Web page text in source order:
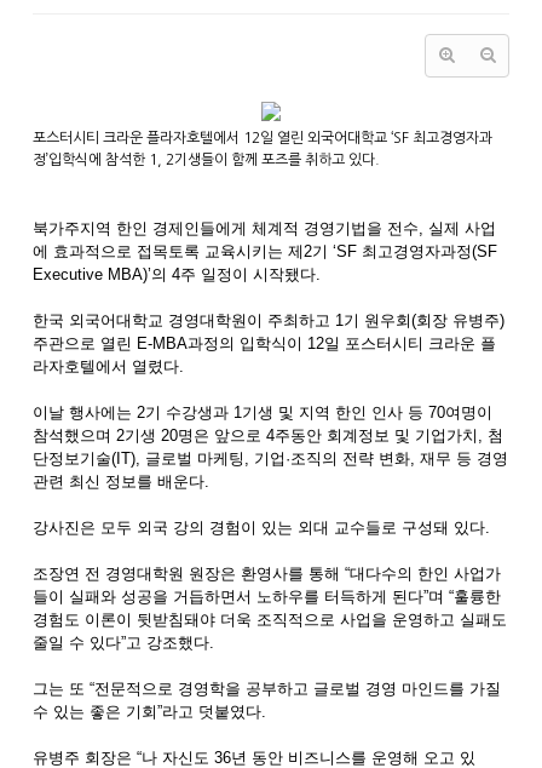
포스터시티 크라운 플라자호텔에서 12일 열린 외국어대학교 ‘SF 최고경영자과
정’입학식에 참석한 1, 2기생들이 함께 포즈를 취하고 있다.
북가주지역 한인 경제인들에게 체계적 경영기법을 전수, 실제 사업
에 효과적으로 접목토록 교육시키는 제2기 ‘SF 최고경영자과정(SF
Executive MBA)’의 4주 일정이 시작됐다.
한국 외국어대학교 경영대학원이 주최하고 1기 원우회(회장 유병주)
주관으로 열린 E-MBA과정의 입학식이 12일 포스터시티 크라운 플
라자호텔에서 열렸다.
이날 행사에는 2기 수강생과 1기생 및 지역 한인 인사 등 70여명이
참석했으며 2기생 20명은 앞으로 4주동안 회계정보 및 기업가치, 첨
단정보기술(IT), 글로벌 마케팅, 기업·조직의 전략 변화, 재무 등 경영
관련 최신 정보를 배운다.
강사진은 모두 외국 강의 경험이 있는 외대 교수들로 구성돼 있다.
조장연 전 경영대학원 원장은 환영사를 통해 “대다수의 한인 사업가
들이 실패와 성공을 거듭하면서 노하우를 터득하게 된다”며 “훌륭한
경험도 이론이 뒷받침돼야 더욱 조직적으로 사업을 운영하고 실패도
줄일 수 있다”고 강조했다.
그는 또 “전문적으로 경영학을 공부하고 글로벌 경영 마인드를 가질
수 있는 좋은 기회”라고 덧붙였다.
유병주 회장은 “나 자신도 36년 동안 비즈니스를 운영해 오고 있